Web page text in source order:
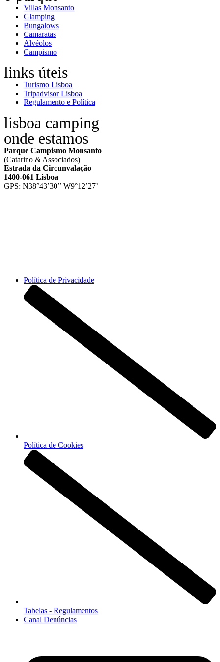
Villas Monsanto
Glamping
Bungalows
Camaratas
Alvéolos
Campismo
links úteis
Turismo Lisboa
Tripadvisor Lisboa
Regulamento e Política
lisboa camping
onde estamos
Parque Campismo Monsanto
(Catarino & Associados)
Estrada da Circunvalação
1400-061 Lisboa
GPS: N38°43’30’’ W9°12’27’
Política de Privacidade
Política de Cookies
Tabelas - Regulamentos
Canal Denúncias